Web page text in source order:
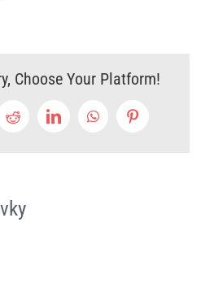
Choose Your Platform!
RedditLinkedInWhatsAppPinterest